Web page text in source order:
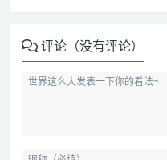
评论（没有评论）